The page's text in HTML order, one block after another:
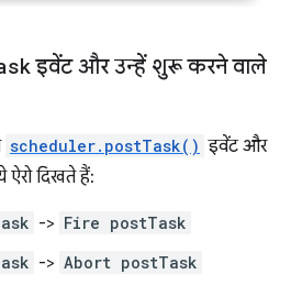
इवेंट और उन्हें शुरू करने वाले
scheduler.postTask() इवेंट और
दिखते हैं:
-> Fire postTask
-> Abort postTask